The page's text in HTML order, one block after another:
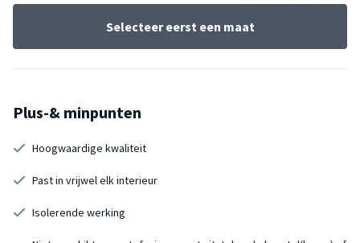
Selecteer eerst een maat
Plus-& minpunten
Hoogwaardige kwaliteit
Past in vrijwel elk interieur
Isolerende werking